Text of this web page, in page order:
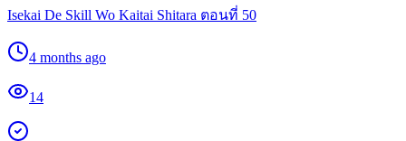
Isekai De Skill Wo Kaitai Shitara ตอนที่ 50
4 months ago
14